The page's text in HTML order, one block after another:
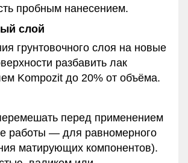
пробным нанесением.
слой
грунтовочного слоя на новые
разбавить лак
Kompozit до 20% от объёма.
перед применением
работы — для равномерного
матирующих компонентов).